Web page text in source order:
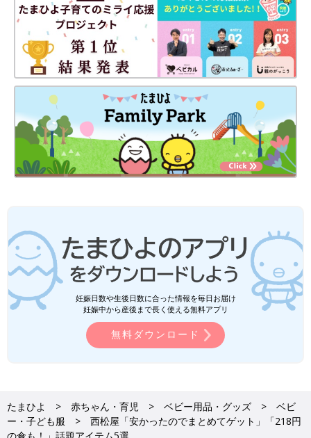
妊娠日数や生後日数に合った情報を毎日お届け
妊娠中から産後まで長く使える無料アプリ
無料ダウンロード
たまひよ 赤ちゃん・育児 ベビー用品・グッズ
ベビ
ー・子ども服
西松屋「安かったのでまとめてゲット」「218円